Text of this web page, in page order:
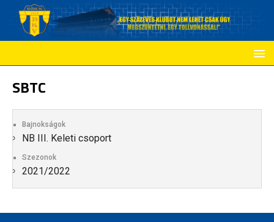
SBTC
Bajnokságok
NB III. Keleti csoport
Szezonok
2021/2022